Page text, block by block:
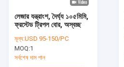
লেজার যন্ত্রাংশ, দৈর্ঘ্য ১০৫মিমি,
ফ্রস্টেড ট্রিপল বোর, অস্বচ্ছ
মূল্য:USD 95-150/PC
MOQ:1
সর্বশেষ দাম পান